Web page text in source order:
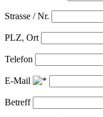
Strasse / Nr.
PLZ, Ort
Telefon
E-Mail
Betreff